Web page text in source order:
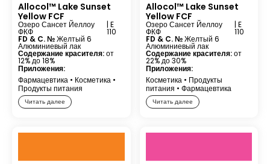
Allocol™ Lake Sunset
Yellow FCF
Озеро Сансет Йеллоу
ФКФ
| E
110
FD & C. №Желтый 6
Алюминиевый лак
Содержание красителя:от
12% до 18%
Приложения:
Фармацевтика • Косметика •
Продукты питания
Читать далее
Allocol™ Lake Sunset
Yellow FCF
Озеро Сансет Йеллоу
ФКФ
| E
110
FD & C. №Желтый 6
Алюминиевый лак
Содержание красителя:от
22% до 30%
Приложения:
Косметика• Продукты
питания • Фармацевтика
Читать далее